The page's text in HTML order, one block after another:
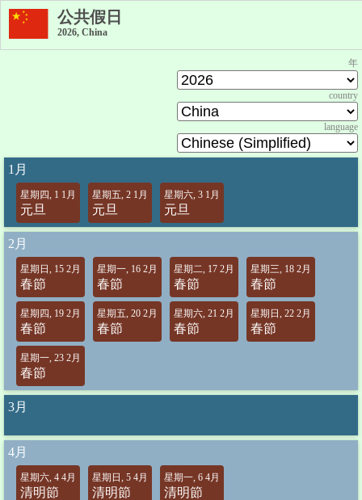
公共假日
2026, China
年
country
language
1月
星期四, 1 1月
元旦
星期五, 2 1月
元旦
星期六, 3 1月
元旦
2月
星期日, 15 2月
春節
星期一, 16 2月
春節
星期二, 17 2月
春節
星期三, 18 2月
春節
星期四, 19 2月
春節
星期五, 20 2月
春節
星期六, 21 2月
春節
星期日, 22 2月
春節
星期一, 23 2月
春節
3月
4月
星期六, 4 4月
清明節
星期日, 5 4月
清明節
星期一, 6 4月
清明節